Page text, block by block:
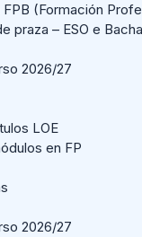
(Formación
praza – ESO e
2026/27
LOE
en FP
2026/27